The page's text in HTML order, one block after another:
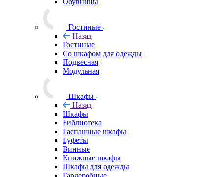
Обувницы
Гостиные
Назад
Гостиные
Со шкафом для одежды
Подвесная
Модульная
Шкафы
Назад
Шкафы
Библиотека
Распашные шкафы
Буфеты
Винные
Книжные шкафы
Шкафы для одежды
Гардеробные